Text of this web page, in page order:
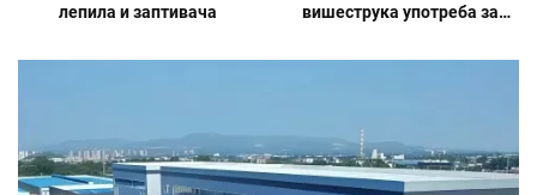
лепила и заптивача
вишеструка употреба за